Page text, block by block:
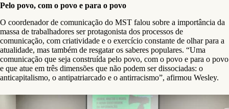
Pelo povo, com o povo e para o povo
O coordenador de comunicação do MST falou sobre a importância da
massa de trabalhadores ser protagonista dos processos de
comunicação, com criatividade e o exercício constante de olhar para a
atualidade, mas também de resgatar os saberes populares. “Uma
comunicação que seja construída pelo povo, com o povo e para o povo
e que atue em três dimensões que não podem ser dissociadas: o
anticapitalismo, o antipatriarcado e o antirracismo”, afirmou Wesley.